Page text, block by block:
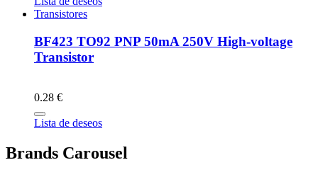
Transistores
BF423 TO92 PNP 50mA 250V High-voltage
Transistor
0.28 €
Lista de deseos
Brands Carousel